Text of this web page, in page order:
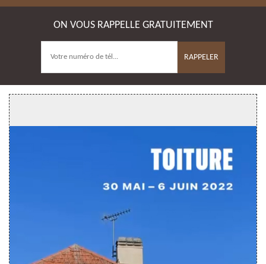
ON VOUS RAPPELLE GRATUITEMENT